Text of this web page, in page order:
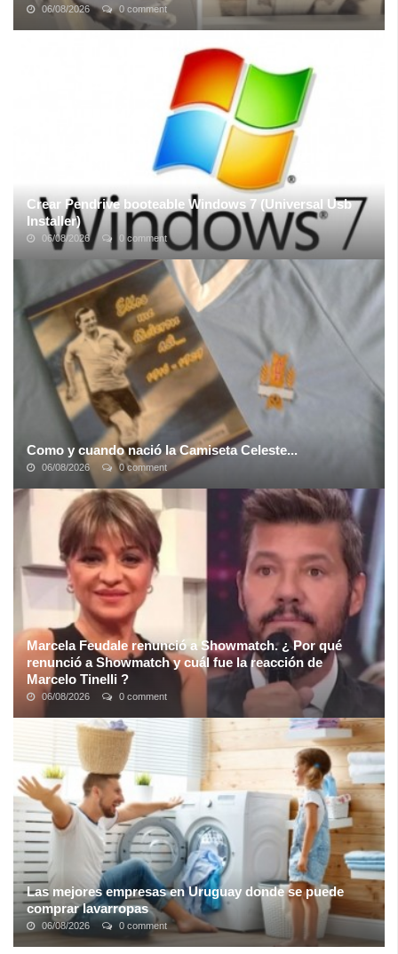
06/08/2026 0 comment
Que los gatos son adorables, es algo en lo que tu, yo, y la mitad
de la humanidad + 1 estamos de acuerdo. Si combinamos gatos
Crear Pendrive booteable Windows 7 (Universal Usb
Installer)
06/08/2026 0 comment
Buenas gente! Otra vez les traigo un poco de información, he
estado navegando y veo aparecen muchas maneras de hacer un
pendrive booteable pero no ...
Como y cuando nació la Camiseta Celeste...
06/08/2026 0 comment
El color celeste de nuestras casaquillas deportivas a nivel
internacional, tuvo su origen en River Plate. En efecto desde que
el futbol se fue ...
Marcela Feudale renunció a Showmatch. ¿ Por qué
renunció a Showmatch y cuál fue la reacción de
Marcelo Tinelli ?
06/08/2026 0 comment
Marcela “La Enana” Feudale, histórica locutora de Showmatch, le
presentó su renuncia a Marcelo Tinelli y no nueva temporada de
ShowMatch (El Trece). ...
Las mejores empresas en Uruguay donde se puede
comprar lavarropas
06/08/2026 0 comment
Los lavarropas son electrodomésticos que tienden a pasar